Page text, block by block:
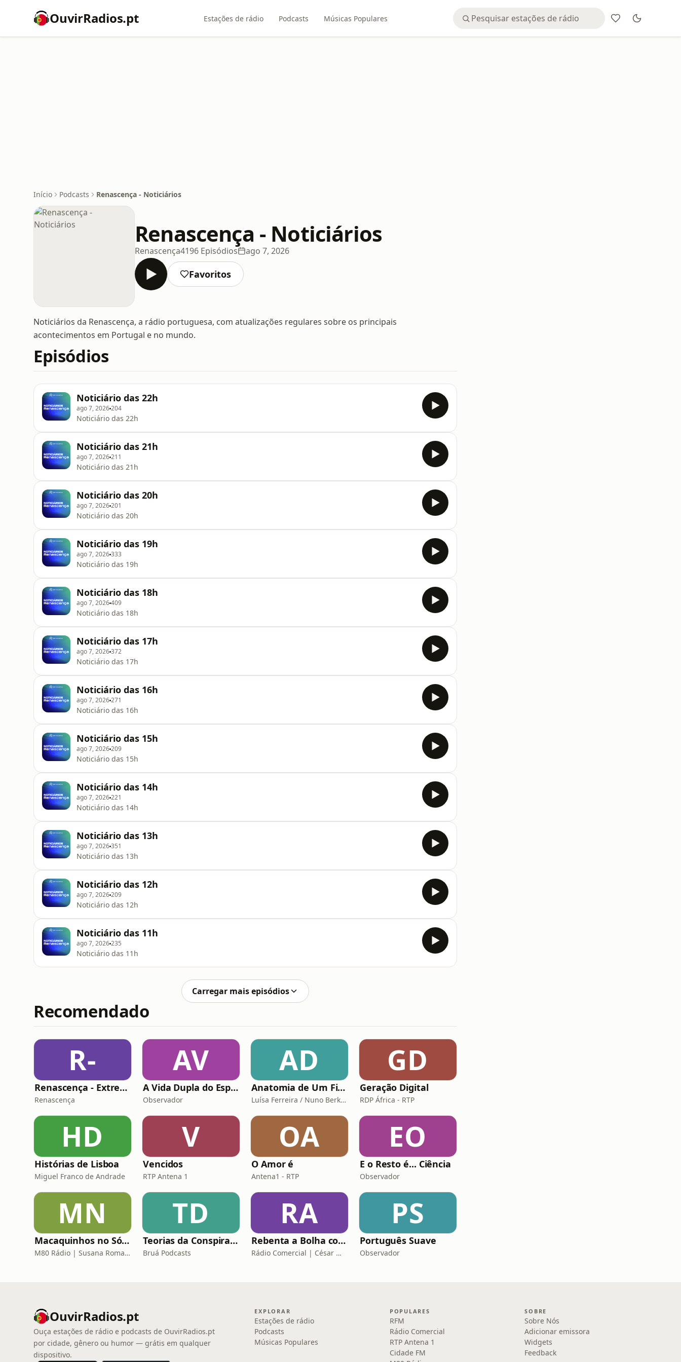
OuvirRadios.pt Estações de rádio Podcasts Músicas Populares
Início Podcasts Renascença - Noticiários
Renascença - Noticiários
Renascença4196 Episódios ago 7, 2026
Favoritos
Noticiários da Renascença, a rádio portuguesa, com atualizações regulares sobre os principais
acontecimentos em Portugal e no mundo.
Episódios
Noticiário das 22h
ago 7, 2026204
Noticiário das 22h
Noticiário das 21h
ago 7, 2026211
Noticiário das 21h
Noticiário das 20h
ago 7, 2026201
Noticiário das 20h
Noticiário das 19h
ago 7, 2026333
Noticiário das 19h
Noticiário das 18h
ago 7, 2026409
Noticiário das 18h
Noticiário das 17h
ago 7, 2026372
Noticiário das 17h
Noticiário das 16h
ago 7, 2026271
Noticiário das 16h
Noticiário das 15h
ago 7, 2026209
Noticiário das 15h
Noticiário das 14h
ago 7, 2026221
Noticiário das 14h
Noticiário das 13h
ago 7, 2026351
Noticiário das 13h
Noticiário das 12h
ago 7, 2026209
Noticiário das 12h
Noticiário das 11h
ago 7, 2026235
Noticiário das 11h
Carregar mais episódios
Recomendado
R-
Renascença - Extremamente Desagradável
Renascença
AV
A Vida Dupla do Espião Traidor
Observador
AD
Anatomia de Um Filme de Terror
Luísa Ferreira / Nuno Berkeley Cotter
GD
Geração Digital
RDP África - RTP
HD
Histórias de Lisboa
Miguel Franco de Andrade
V
Vencidos
RTP Antena 1
OA
O Amor é
Antena1 - RTP
EO
E o Resto é... Ciência
Observador
MN
Macaquinhos no Sótão
M80 Rádio | Susana Romana
TD
Teorias da Conspiração
Bruá Podcasts
RA
Rebenta a Bolha com César Mourão
Rádio Comercial | César Mourão
PS
Português Suave
Observador
OuvirRadios.pt
Ouça estações de rádio e podcasts de OuvirRadios.pt
por cidade, gênero ou humor — grátis em qualquer
dispositivo.
EXPLORAR
Estações de rádio
Podcasts
Músicas Populares
POPULARES
RFM
Rádio Comercial
RTP Antena 1
Cidade FM
SOBRE
Sobre Nós
Adicionar emissora
Widgets
Feedback